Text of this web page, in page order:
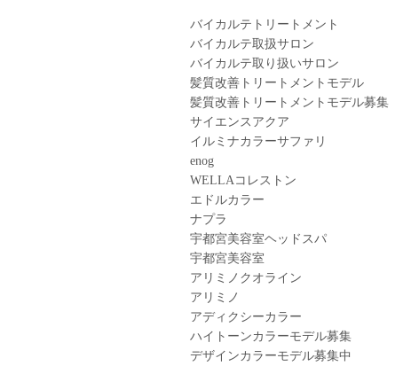
バイカルテトリートメント
バイカルテ取扱サロン
バイカルテ取り扱いサロン
髪質改善トリートメントモデル
髪質改善トリートメントモデル募集
サイエンスアクア
イルミナカラーサファリ
enog
WELLAコレストン
エドルカラー
ナプラ
宇都宮美容室ヘッドスパ
宇都宮美容室
アリミノクオライン
アリミノ
アディクシーカラー
ハイトーンカラーモデル募集
デザインカラーモデル募集中